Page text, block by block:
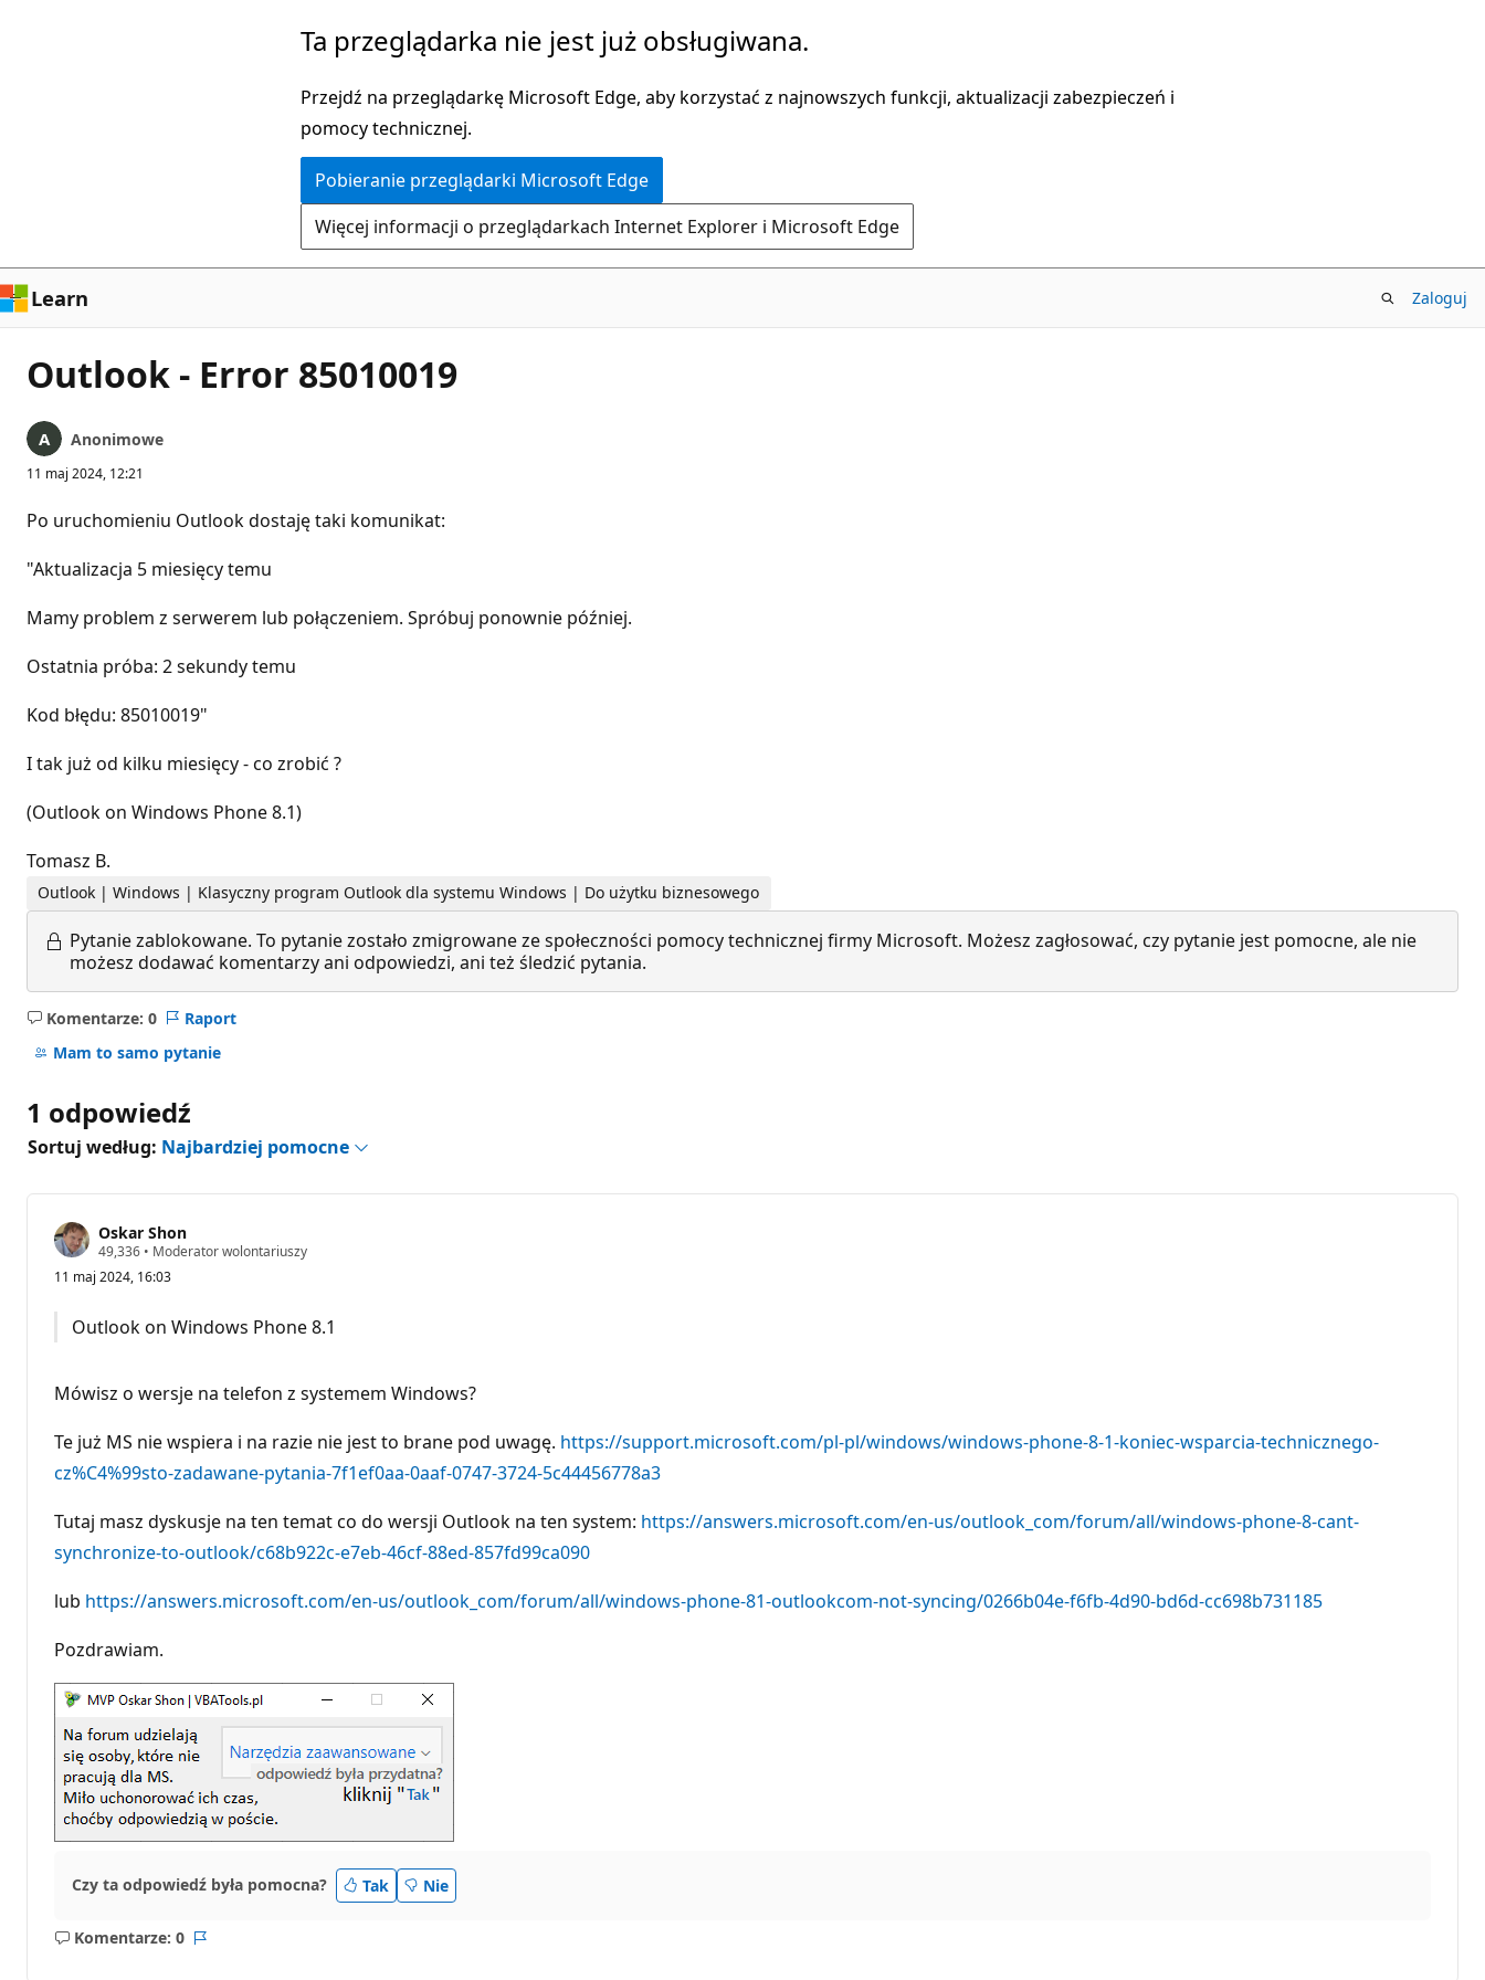
Ta przeglądarka nie jest już obsługiwana.
Przejdź na przeglądarkę Microsoft Edge, aby korzystać z najnowszych funkcji, aktualizacji zabezpieczeń i
pomocy technicznej.
Pobieranie przeglądarki Microsoft Edge
Więcej informacji o przeglądarkach Internet Explorer i Microsoft Edge
Learn Zaloguj
Outlook - Error 85010019
Anonimowe
11 maj 2024, 12:21
Po uruchomieniu Outlook dostaję taki komunikat:
"Aktualizacja 5 miesięcy temu
Mamy problem z serwerem lub połączeniem. Spróbuj ponownie później.
Ostatnia próba: 2 sekundy temu
Kod błędu: 85010019"
I tak już od kilku miesięcy - co zrobić ?
(Outlook on Windows Phone 8.1)
Tomasz B.
Outlook | Windows | Klasyczny program Outlook dla systemu Windows | Do użytku biznesowego
Pytanie zablokowane. To pytanie zostało zmigrowane ze społeczności pomocy technicznej firmy Microsoft. Możesz zagłosować, czy pytanie jest pomocne, ale nie
możesz dodawać komentarzy ani odpowiedzi, ani też śledzić pytania.
Komentarze: 0
Brak
komentarzy
Raport
Mam to samo pytanie
1 odpowiedź
Sortuj według: Najbardziej pomocne
Oskar Shon
49,336 P
n
y
u
a
c
j
i
• Moderator wolontariuszy
11 maj 2024, 16:03
Outlook on Windows Phone 8.1
Mówisz o wersje na telefon z systemem Windows?
Te już MS nie wspiera i na razie nie jest to brane pod uwagę. https://support.microsoft.com/pl-pl/windows/windows-phone-8-1-koniec-wsparcia-technicznego-
cz%C4%99sto-zadawane-pytania-7f1ef0aa-0aaf-0747-3724-5c44456778a3
Tutaj masz dyskusje na ten temat co do wersji Outlook na ten system: https://answers.microsoft.com/en-us/outlook_com/forum/all/windows-phone-8-cant-
synchronize-to-outlook/c68b922c-e7eb-46cf-88ed-857fd99ca090
lub https://answers.microsoft.com/en-us/outlook_com/forum/all/windows-phone-81-outlookcom-not-syncing/0266b04e-f6fb-4d90-bd6d-cc698b731185
Pozdrawiam.
Czy ta odpowiedź była pomocna? Tak Nie
Komentarze: 0
Brak